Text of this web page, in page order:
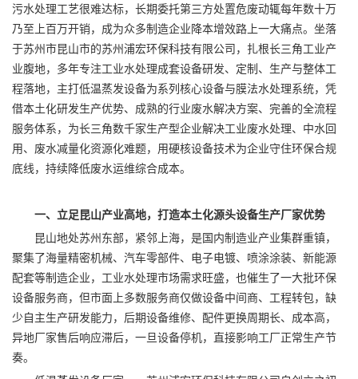
污水处理工艺很难达标，长期委托第三方处置危废动辄每年数十万
乃至上百万开销，成为众多制造企业降本增效路上一大痛点。坐落
于苏州市昆山市的苏州浦宏环保科技有限公司，扎根长三角工业产
业腹地，多年专注工业水处理成套设备研发、定制、生产与整体工
程落地，主打 低温蒸发设备为系列核心设备与膜法水处理系统，凭
借本土化研发生产优势、成熟的行业废水解决方案、完善的全流程
服务体系，为长三角数千家生产型企业解决工业废水处理、中水回
用、废水减量化资源化难题，用硬核设备技术为企业守住环保合规
底线，持续降低废水运维综合成本。
一、立足昆山产业高地，打造本土化源头设备生产厂家优势
昆山地处苏州东部，紧邻上海，是国内制造业产业集群重镇，
聚集了海量精密机械、汽车零部件、电子电镀、喷涂涂装、新能源
配套等制造企业，工业水处理市场需求旺盛，也催生了一大批环保
设备服务商，但市面上多数服务商仅做设备中间商、工程转包，缺
少自主生产研发能力，后期设备维修、配件更换周期长、成本高，
异地厂家售后响应滞后，一旦设备停机，直接影响工厂正常生产节
奏。